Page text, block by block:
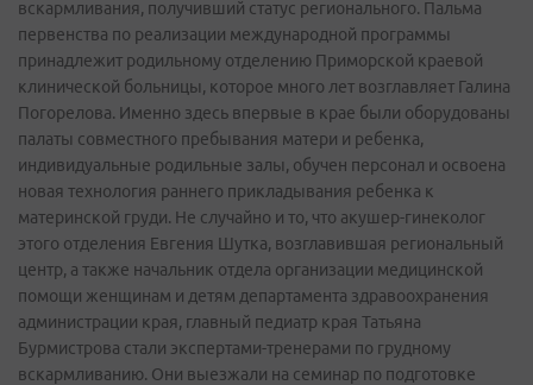
вскармливания, получивший статус регионального. Пальма
первенства по реализации международной программы
принадлежит родильному отделению Приморской краевой
клинической больницы, которое много лет возглавляет Галина
Погорелова. Именно здесь впервые в крае были оборудованы
палаты совместного пребывания матери и ребенка,
индивидуальные родильные залы, обучен персонал и освоена
новая технология раннего прикладывания ребенка к
материнской груди. Не случайно и то, что акушер-гинеколог
этого отделения Евгения Шутка, возглавившая региональный
центр, а также начальник отдела организации медицинской
помощи женщинам и детям департамента здравоохранения
администрации края, главный педиатр края Татьяна
Бурмистрова стали экспертами-тренерами по грудному
вскармливанию. Они выезжали на семинар по подготовке